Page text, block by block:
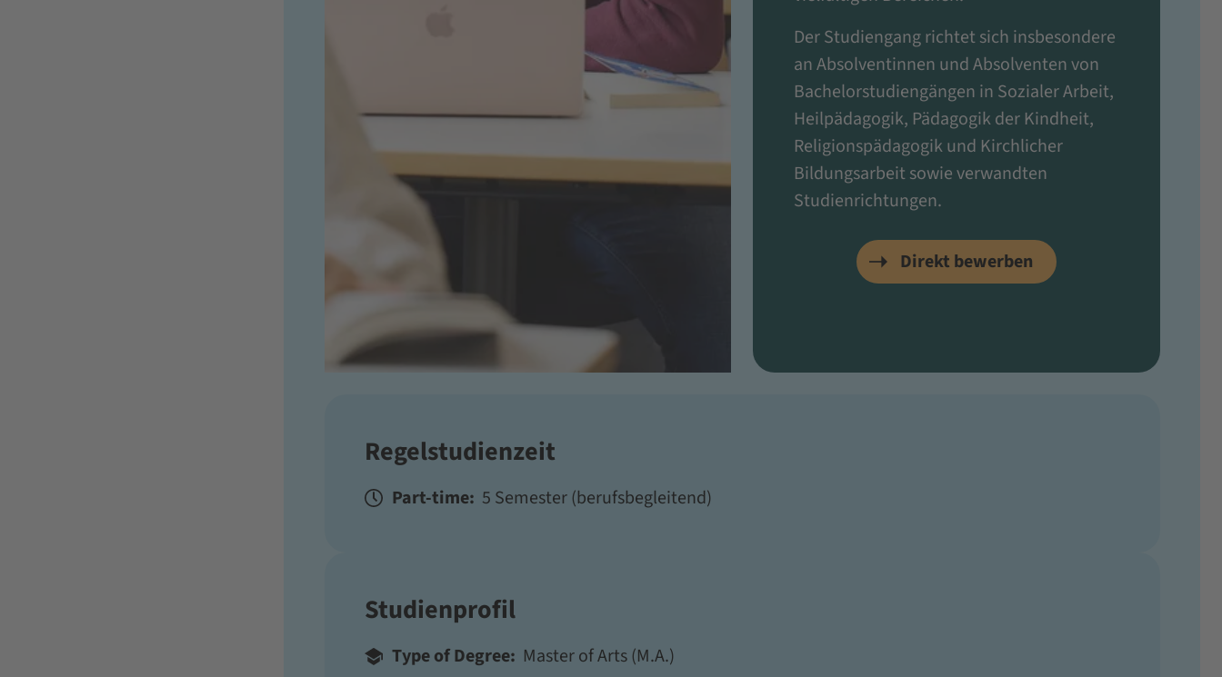
Der Studiengang richtet sich insbesondere
an Absolventinnen und Absolventen von
Bachelorstudiengängen in Sozialer Arbeit,
Heilpädagogik, Pädagogik der Kindheit,
Religionspädagogik und Kirchlicher
Bildungsarbeit sowie verwandten
Studienrichtungen.
Direkt bewerben
Regelstudienzeit
Part-time: 5 Semester (berufsbegleitend)
Studienprofil
Type of Degree: Master of Arts (M.A.)